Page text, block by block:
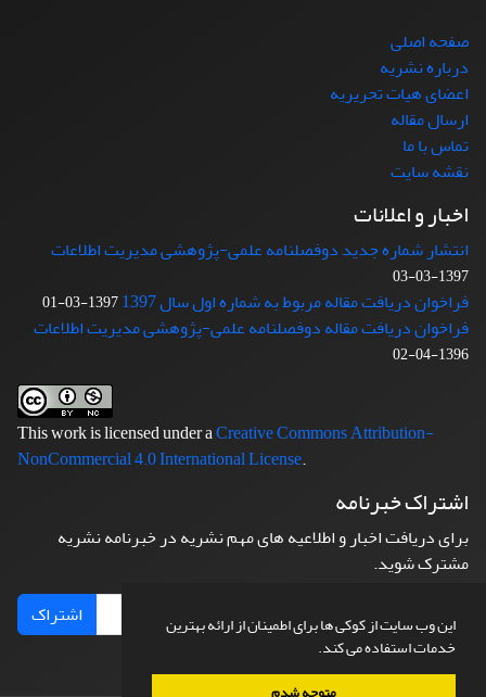
این وب سایت از کوکی ها برای اطمینان از ارائه بهترین
خدمات استفاده می کند.
صفحه اصلی
درباره نشریه
اعضای هیات تحریریه
ارسال مقاله
تماس با ما
نقشه سایت
اخبار و اعلانات
انتشار شماره جدید دوفصلنامه علمی-پژوهشی مدیریت اطلاعات
1397-03-03
فراخوان دریافت مقاله مربوط به شماره اول سال 1397 1397-03-01
فراخوان دریافت مقاله دوفصلنامه علمی-پژوهشی مدیریت اطلاعات
1396-04-02
This work is licensed under aCreative Commons Attribution-
NonCommercial 4.0 International License.
اشتراک خبرنامه
برای دریافت اخبار و اطلاعیه های مهم نشریه در خبرنامه نشریه
مشترک شوید.
اشتراک